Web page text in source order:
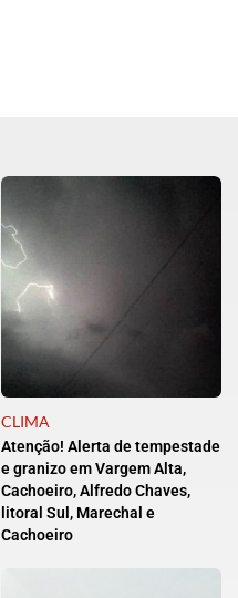
CLIMA
Atenção! Alerta de tempestade
e granizo em Vargem Alta,
Cachoeiro, Alfredo Chaves,
litoral Sul, Marechal e
Cachoeiro